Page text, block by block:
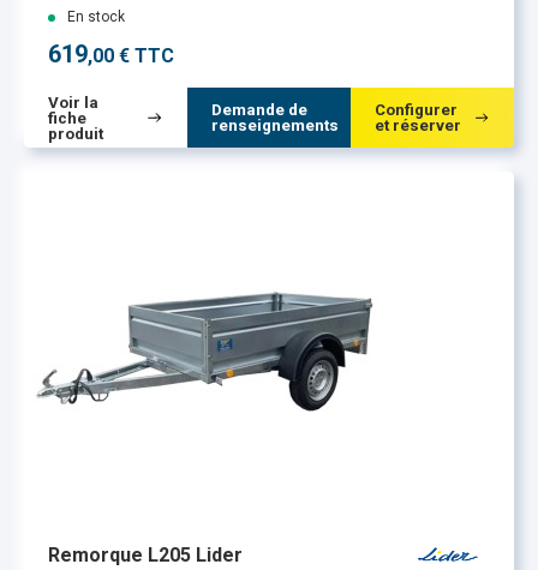
En stock
619,00 € TTC
Voir la
fiche
produit
Demande de
renseignements
Configurer
et réserver
Remorque L205 Lider